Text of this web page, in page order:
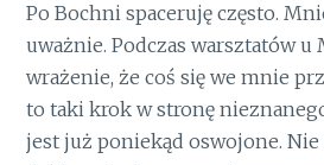
Po Bochni spaceruję często.
uważnie. Podczas warsztatów u
wrażenie, że coś się we mnie
to taki krok w stronę
jest już poniekąd oswojone. Nie